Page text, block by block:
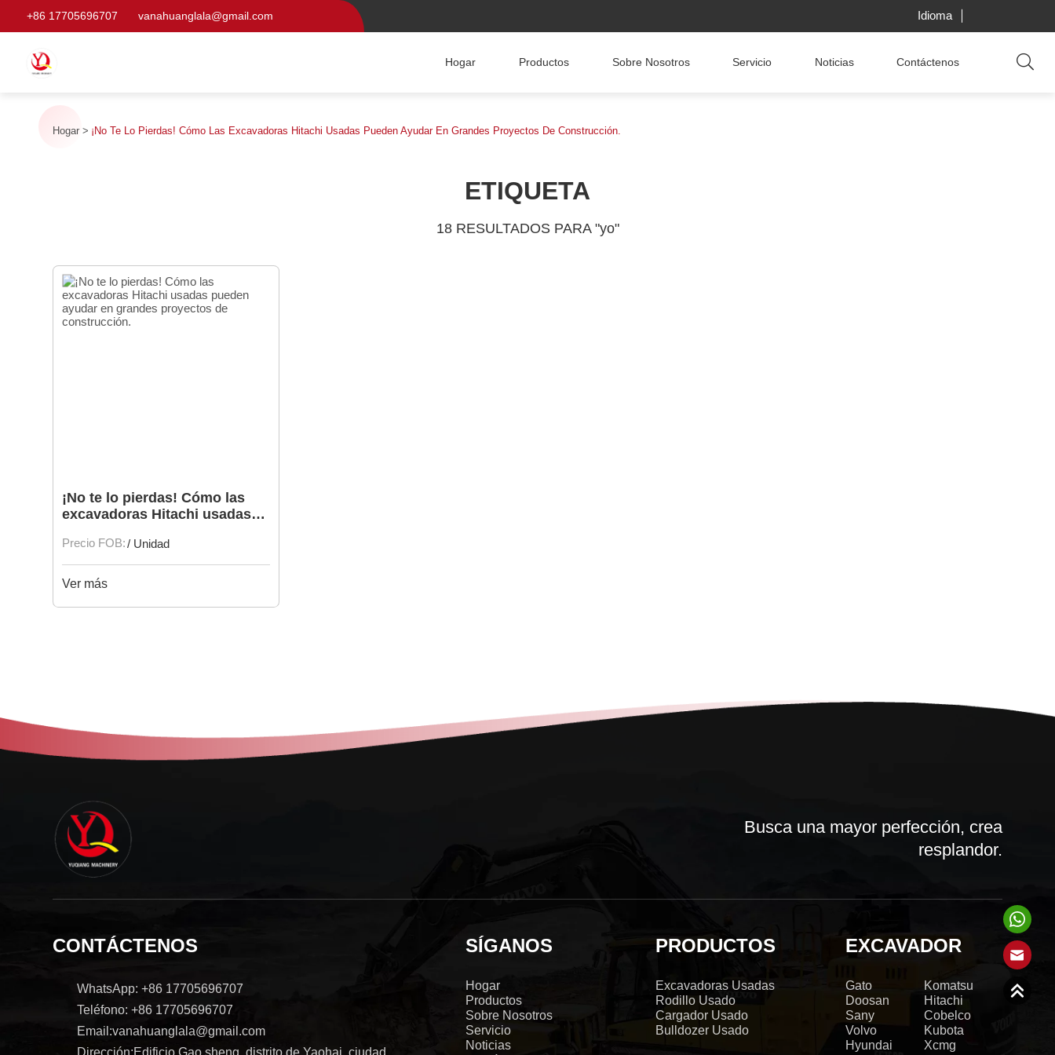
+86 17705696707 vanahuanglala@gmail.com Idioma
Hogar Productos Sobre Nosotros Servicio Noticias Contáctenos
Hogar ¡No Te Lo Pierdas! Cómo Las Excavadoras Hitachi Usadas Pueden Ayudar En Grandes Proyectos De Construcción.
ETIQUETA
18 RESULTADOS PARA "yo"
¡No te lo pierdas! Cómo las
excavadoras Hitachi usadas
proyectos de construcción.
Precio FOB:/ Unidad
Ver más
Busca una mayor perfección, crea
resplandor.
CONTÁCTENOS
WhatsApp: +86 17705696707
Teléfono: +86 17705696707
Email:vanahuanglala@gmail.com
Dirección:Edificio Gao sheng, distrito de Yaohai, ciudad
SÍGANOS
Hogar
Productos
Sobre Nosotros
Servicio
Noticias
PRODUCTOS
Excavadoras Usadas
Rodillo Usado
Cargador Usado
Bulldozer Usado
EXCAVADOR
Gato
Komatsu
Doosan
Hitachi
Sany
Cobelco
Volvo
Kubota
Hyundai
Xcmg